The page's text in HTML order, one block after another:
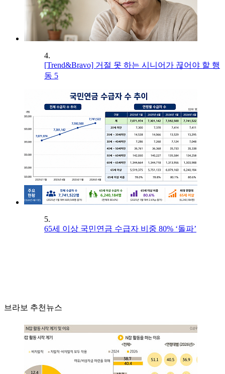
4.
[Trend&Bravo] 거절 못 하는 시니어가 끊어야 할 행
동 5
5.
65세 이상 국민연금 수급자 비중 80% ‘돌파’
브라보 추천뉴스